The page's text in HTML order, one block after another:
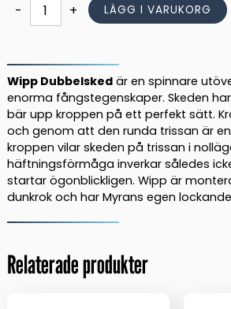
-
Myranspinnare
12gr
mängd
+ LÄGG I VARUKORG
Wipp Dubbelskedär en spinnare
enorma fångstegenskaper. Skeden
bär upp kroppen på ett perfekt sätt.
och genom att den runda trissan är
kroppen vilar skeden på trissan i
häftningsförmåga inverkar således
startar ögonblickligen. Wipp är
dunkrok och har Myrans egen
Relaterade produkter